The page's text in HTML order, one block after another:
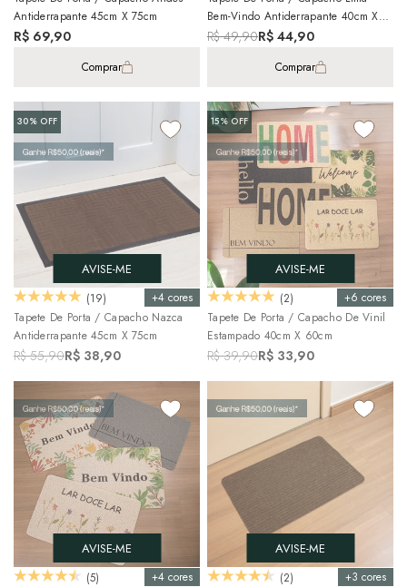
Antiderrapante 45cm X 75cm
R$ 69,90
Comprar
Bem-Vindo Antiderrapante 40cm X
60cm
R$ 49,90R$ 44,90
Comprar
30%OFF
AVISE-ME
+4 cores
(19)
Tapete De Porta / Capacho Nazca
Antiderrapante 45cm X 75cm
R$ 55,90R$ 38,90
15%OFF
AVISE-ME
+6 cores
(2)
Tapete De Porta / Capacho De Vinil
Estampado 40cm X 60cm
R$ 39,90R$ 33,90
AVISE-ME
+4 cores
(5)
AVISE-ME
+3 cores
(2)